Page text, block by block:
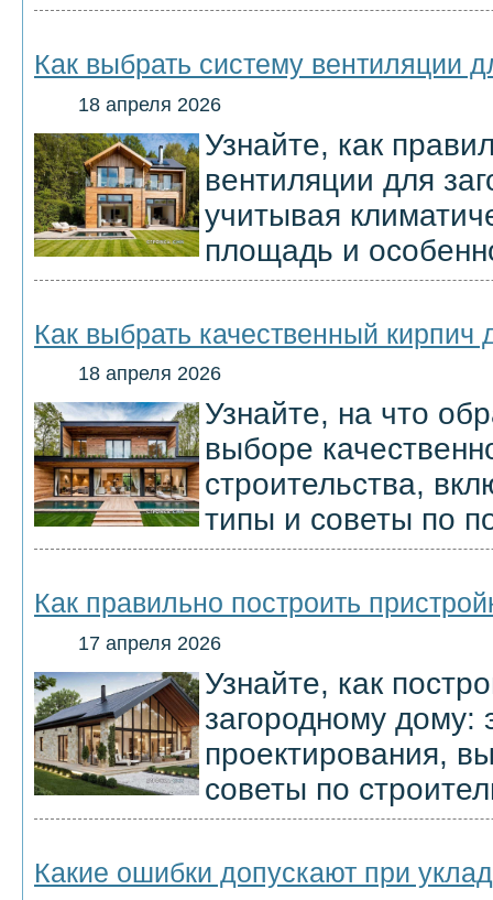
Как выбрать систему вентиляции
18 апреля 2026
Узнайте, как
вентиляции для
учитывая
площадь и
Как выбрать качественный кирпич
18 апреля 2026
Узнайте, на что
выборе
строительства,
типы и советы по
Как правильно построить
17 апреля 2026
Узнайте, как
загородному дому:
проектирования,
советы по
Какие ошибки допускают при